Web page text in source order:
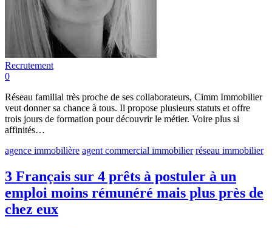
Recrutement
0
Réseau familial très proche de ses collaborateurs, Cimm Immobilier
veut donner sa chance à tous. Il propose plusieurs statuts et offre
trois jours de formation pour découvrir le métier. Voire plus si
affinités…
agence immobilière agent commercial immobilier réseau immobilier
3 Français sur 4 prêts à postuler à un
emploi moins rémunéré mais plus près de
chez eux